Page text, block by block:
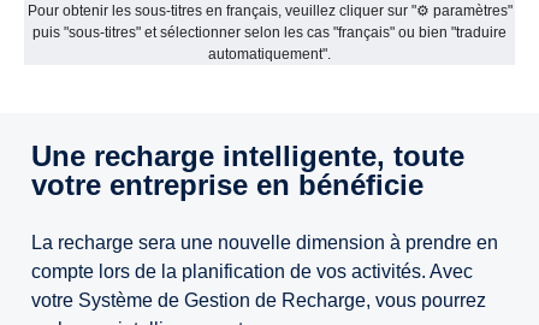
Pour obtenir les sous-titres en français, veuillez cliquer sur "⚙ paramètres"
puis "sous-titres" et sélectionner selon les cas "français" ou bien "traduire
automatiquement".
Une recharge intelligente, toute
votre entreprise en bénéficie
La recharge sera une nouvelle dimension à prendre en
compte lors de la planification de vos activités. Avec
votre Système de Gestion de Recharge, vous pourrez